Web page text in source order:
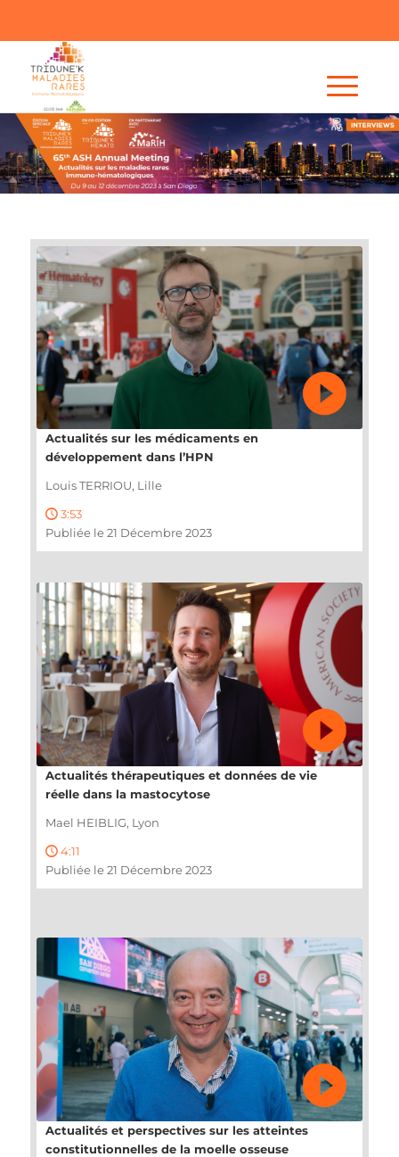
Actualités sur les médicaments en
développement dans l’HPN
Louis TERRIOU, Lille
3:53
Publiée le 21 Décembre 2023
Actualités thérapeutiques et données de vie
réelle dans la mastocytose
Mael HEIBLIG, Lyon
4:11
Publiée le 21 Décembre 2023
Actualités et perspectives sur les atteintes
constitutionnelles de la moelle osseuse